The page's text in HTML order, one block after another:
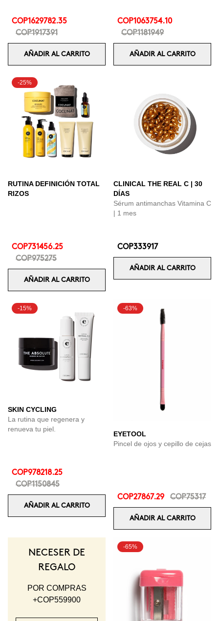
COP1629782.35
COP1917391
AÑADIR AL CARRITO
COP1063754.10
COP1181949
AÑADIR AL CARRITO
-25%
RUTINA DEFINICIÓN TOTAL
RIZOS
COP731456.25
COP975275
AÑADIR AL CARRITO
CLINICAL THE REAL C | 30
DÍAS
Sérum antimanchas Vitamina C
| 1 mes
COP333917
AÑADIR AL CARRITO
-15%
SKIN CYCLING
La rutina que regenera y
renueva tu piel.
COP978218.25
COP1150845
AÑADIR AL CARRITO
-63%
EYETOOL
Pincel de ojos y cepillo de cejas
COP27867.29 COP75317
AÑADIR AL CARRITO
NECESER DE
REGALO
POR COMPRAS
+COP559900
-65%